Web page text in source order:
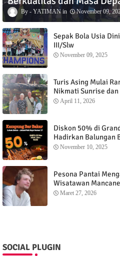
YATIMAN November 09,
Sepak Bola Usia
III/Slw
November 09, 2025
Turis Asing Mulai
Nikmati Sunrise
Menganti Cottage
April 11, 2026
Diskon 50% di
Hadirkan Balungan
November 10, 2025
Pesona Pantai
Wisatawan
Sunset dari
Maret 27, 2026
SOCIAL PLUGIN